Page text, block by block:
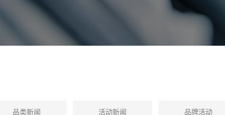
品类新闻 活动新闻 品牌活动